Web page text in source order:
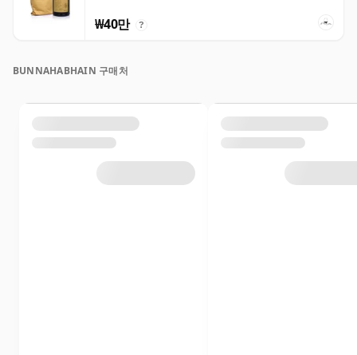
₩40만 ?
BUNNAHABHAIN 구매처